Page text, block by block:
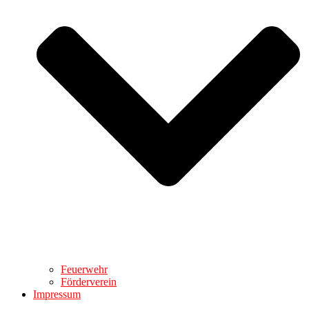
Feuerwehr
Förderverein
Impressum